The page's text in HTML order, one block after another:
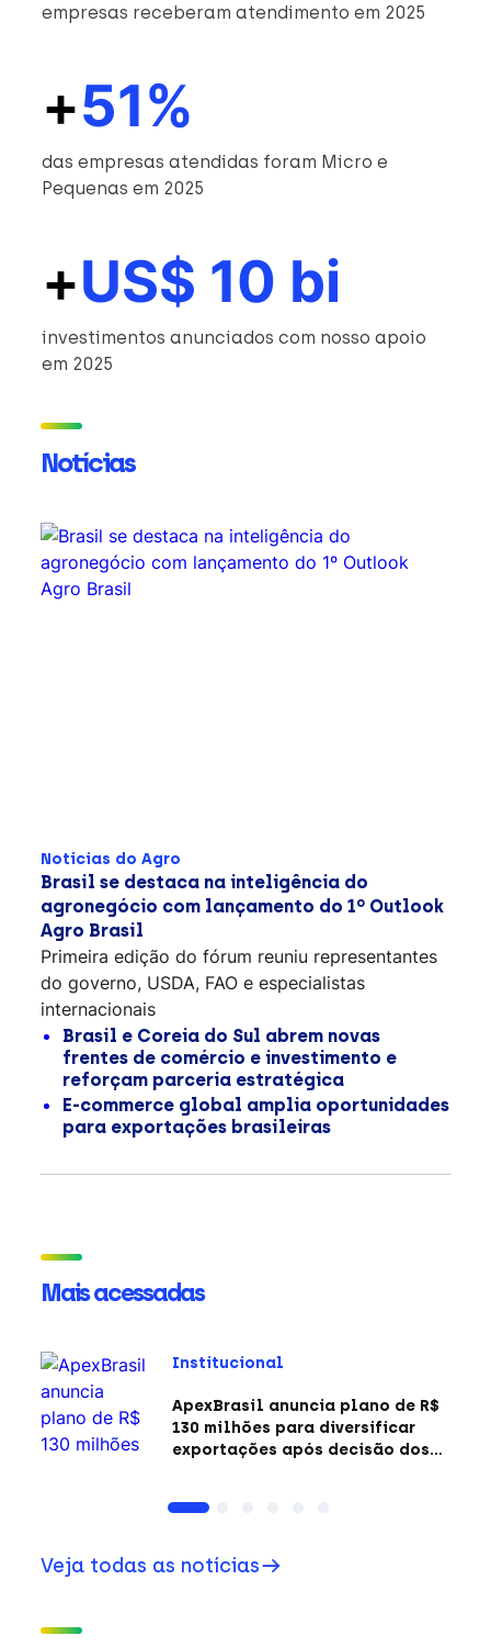
empresas receberam atendimento em 2025
+51%
das empresas atendidas foram Micro e
Pequenas em 2025
+US$ 10 bi
investimentos anunciados com nosso apoio
em 2025
Notícias
Notícias do Agro
Brasil se destaca na inteligência do
agronegócio com lançamento do 1º Outlook
Agro Brasil
Primeira edição do fórum reuniu representantes
do governo, USDA, FAO e especialistas
internacionais
Brasil e Coreia do Sul abrem novas
frentes de comércio e investimento e
reforçam parceria estratégica
E-commerce global amplia oportunidades
para exportações brasileiras
Mais acessadas
Institucional
ApexBrasil anuncia plano de R$
130 milhões para diversificar
exportações após decisão dos
Veja todas as notícias